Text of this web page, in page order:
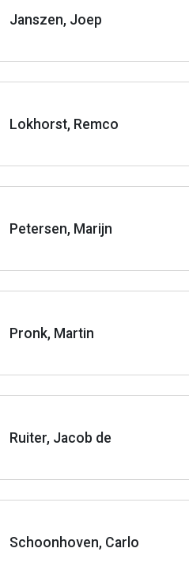
Janszen, Joep
Lokhorst, Remco
Petersen, Marijn
Pronk, Martin
Ruiter, Jacob de
Schoonhoven, Carlo